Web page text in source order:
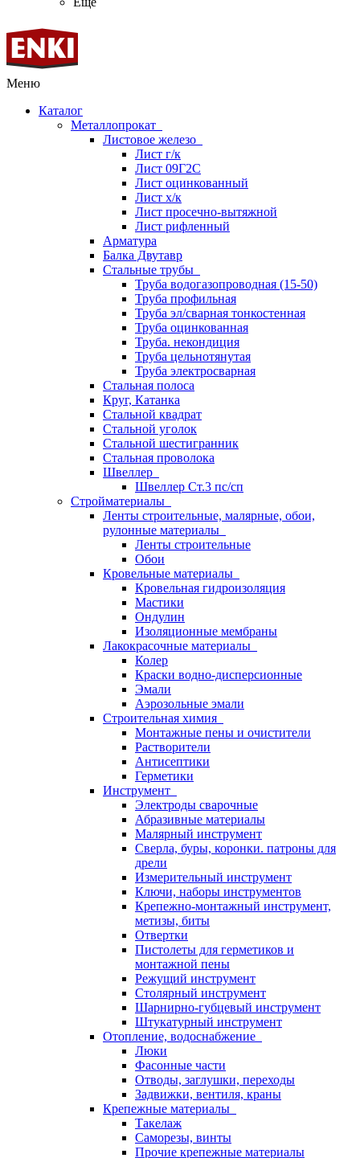
Меню
Каталог
Металлопрокат
Листовое железо
Лист г/к
Лист 09Г2С
Лист оцинкованный
Лист х/к
Лист просечно-вытяжной
Лист рифленный
Арматура
Балка Двутавр
Стальные трубы
Труба водогазопроводная (15-50)
Труба профильная
Труба эл/сварная тонкостенная
Труба оцинкованная
Труба. некондиция
Труба цельнотянутая
Труба электросварная
Стальная полоса
Круг, Катанка
Стальной квадрат
Стальной уголок
Стальной шестигранник
Стальная проволока
Швеллер
Швеллер Ст.3 пс/сп
Стройматериалы
Ленты строительные, малярные, обои,
рулонные материалы
Ленты строительные
Обои
Кровельные материалы
Кровельная гидроизоляция
Мастики
Ондулин
Изоляционные мембраны
Лакокрасочные материалы
Колер
Краски водно-дисперсионные
Эмали
Аэрозольные эмали
Строительная химия
Монтажные пены и очистители
Растворители
Антисептики
Герметики
Инструмент
Электроды сварочные
Абразивные материалы
Малярный инструмент
Сверла, буры, коронки. патроны для
дрели
Измерительный инструмент
Ключи, наборы инструментов
Крепежно-монтажный инструмент,
метизы, биты
Отвертки
Пистолеты для герметиков и
монтажной пены
Режущий инструмент
Столярный инструмент
Шарнирно-губцевый инструмент
Штукатурный инструмент
Отопление, водоснабжение
Люки
Фасонные части
Отводы, заглушки, переходы
Задвижки, вентиля, краны
Крепежные материалы
Такелаж
Саморезы, винты
Прочие крепежные материалы